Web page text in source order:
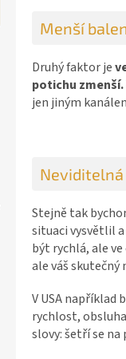
Menší
Druhý faktor je
potichu zmenší.
jen jiným
Stejně tak
situaci vysvětlil
být rychlá, ale
ale váš skutečný
V USA
rychlost,
slovy: šetří se na